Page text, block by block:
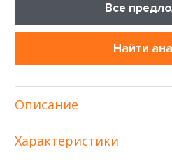
Все
Найти
Описание
Характеристики